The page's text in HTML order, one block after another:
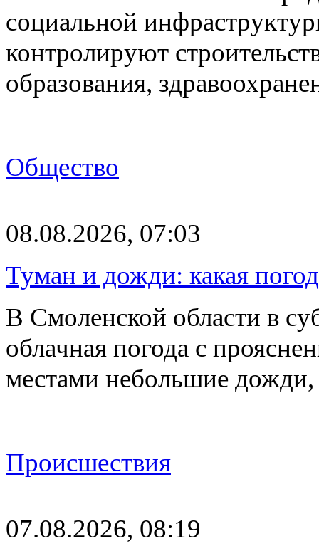
социальной
контролируют
образования,
Общество
08.08.2026, 07:03
Туман и дожди: какая
В Смоленской области в
облачная погода с
местами небольшие
Происшествия
07.08.2026, 08:19